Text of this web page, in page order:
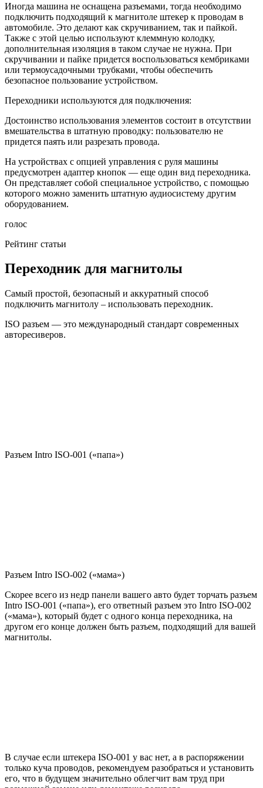
Иногда машина не оснащена разъемами, тогда необходимо
подключить подходящий к магнитоле штекер к проводам в
автомобиле. Это делают как скручиванием, так и пайкой.
Также с этой целью используют клеммную колодку,
дополнительная изоляция в таком случае не нужна. При
скручивании и пайке придется воспользоваться кембриками
или термоусадочными трубками, чтобы обеспечить
безопасное пользование устройством.
Переходники используются для подключения:
Достоинство использования элементов состоит в отсутствии
вмешательства в штатную проводку: пользователю не
придется паять или разрезать провода.
На устройствах с опцией управления с руля машины
предусмотрен адаптер кнопок — еще один вид переходника.
Он представляет собой специальное устройство, с помощью
которого можно заменить штатную аудиосистему другим
оборудованием.
голос
Рейтинг статьи
Переходник для магнитолы
Самый простой, безопасный и аккуратный способ
подключить магнитолу – использовать переходник.
ISO разъем — это международный стандарт современных
авторесиверов.
Разъем Intro ISO-001 («папа»)
Разъем Intro ISO-002 («мама»)
Скорее всего из недр панели вашего авто будет торчать разъем
Intro ISO-001 («папа»), его ответный разъем это Intro ISO-002
(«мама»), который будет с одного конца переходника, на
другом его конце должен быть разъем, подходящий для вашей
магнитолы.
В случае если штекера ISO-001 у вас нет, а в распоряжении
только куча проводов, рекомендуем разобраться и установить
его, что в будущем значительно облегчит вам труд при